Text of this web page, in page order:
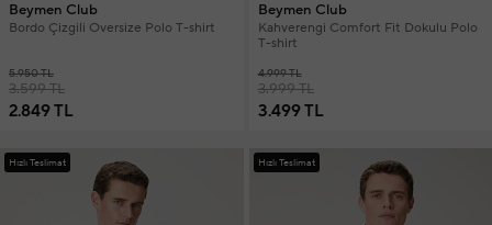
Beymen Club
Bordo Çizgili Oversize Polo T-shirt
5.950 TL
3.599 TL
2.849 TL
Beymen Club
Kahverengi Comfort Fit Dokulu Polo
T-shirt
4.999 TL
3.999 TL
3.499 TL
Hızlı Teslimat Hızlı Teslimat